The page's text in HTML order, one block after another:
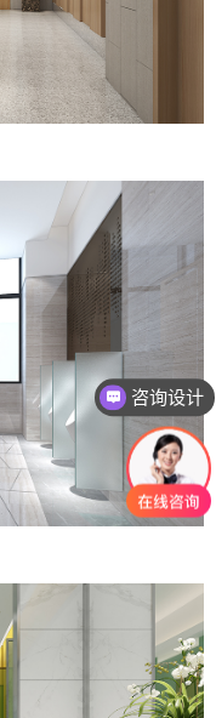
咨询设计
咨询报价